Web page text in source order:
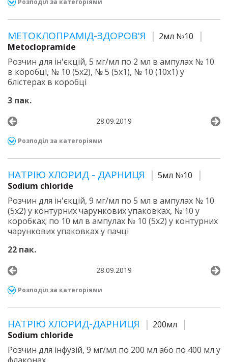
Розподіл за категоріями
МЕТОКЛОПРАМІД-ЗДОРОВ'Я
2мл №10
Metoclopramide
Розчин для ін'єкцій, 5 мг/мл по 2 мл в ампулах № 10
в коробці, № 10 (5х2), № 5 (5х1), № 10 (10х1) у
блістерах в коробці
3 пак.
28.09.2019
Розподіл за категоріями
НАТРІЮ ХЛОРИД - ДАРНИЦЯ
5мл №10
Sodium chloride
Розчин для ін'єкцій, 9 мг/мл по 5 мл в ампулах № 10
(5х2) у контурних чарункових упаковках, № 10 у
коробках; по 10 мл в ампулах № 10 (5х2) у контурних
чарункових упаковках у пачці
22 пак.
28.09.2019
Розподіл за категоріями
НАТРІЮ ХЛОРИД-ДАРНИЦЯ
200мл
Sodium chloride
Розчин для інфузій, 9 мг/мл по 200 мл або по 400 мл у